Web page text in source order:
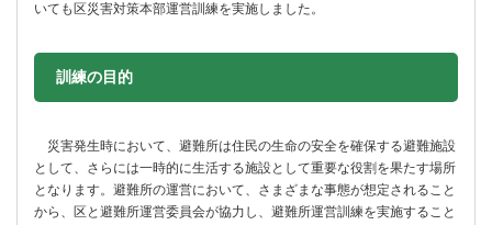
いても区災害対策本部運営訓練を実施しました。
訓練の目的
災害発生時において、避難所は住民の生命の安全を確保する避難施設
として、さらには一時的に生活する施設として重要な役割を果たす場所
となります。避難所の運営において、さまざまな事態が想定されること
から、区と避難所運営委員会が協力し、避難所運営訓練を実施すること